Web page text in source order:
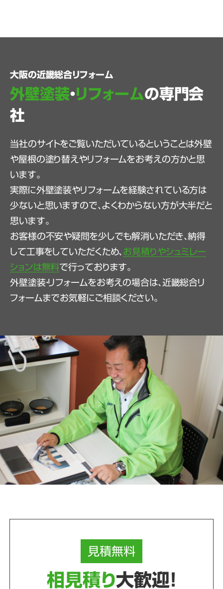
大阪の近畿総合リフォーム
外壁塗装・リフォームの専門会
社
当社のサイトをご覧いただいているということは外壁
や屋根の塗り替えやリフォームをお考えの方かと思
います。
実際に外壁塗装やリフォームを経験されている方は
少ないと思いますので、よくわからない方が大半だと
思います。
お客様の不安や疑問を少しでも解消いただき、納得
して工事をしていただくため、 お見積りやシュミレー
ションは無料で行っております。
外壁塗装・リフォームをお考えの場合は、近畿総合リ
フォームまでお気軽にご相談ください。
見積無料
相見積り大歓迎！